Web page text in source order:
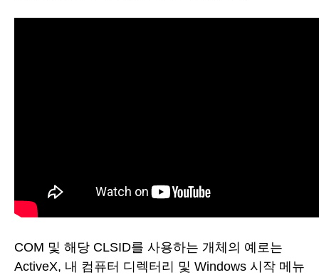
COM 및 해당 CLSID를 사용하는 개체의 예로는
ActiveX, 내 컴퓨터 디렉터리 및 Windows 시작 메뉴